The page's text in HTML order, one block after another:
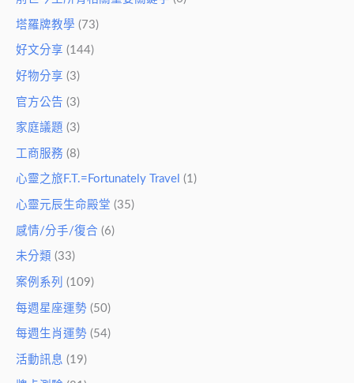
塔羅牌教學 (73)
好文分享 (144)
好物分享 (3)
官方公告 (3)
家庭議題 (3)
工商服務 (8)
心靈之旅F.T.=Fortunately Travel (1)
心靈元辰生命殿堂 (35)
感情/分手/復合 (6)
未分類 (33)
案例系列 (109)
每週星座運勢 (50)
每週生肖運勢 (54)
活動訊息 (19)